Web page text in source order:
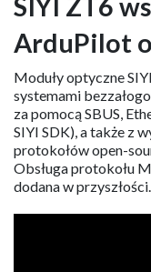
ArduPilot
Moduły optyczne
systemami
za pomocą SBUS,
SIYI SDK), a także z
protokołów open-
Obsługa protokołu
dodana w przyszłości.